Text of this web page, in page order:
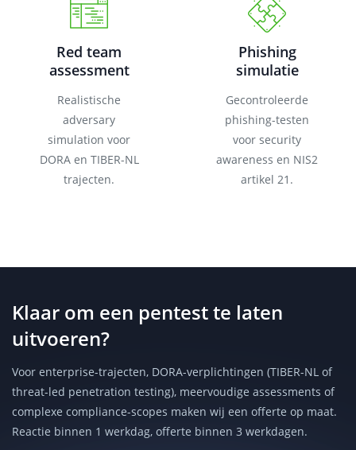
Red team
assessment
Realistische
adversary
simulation voor
DORA en TIBER-NL
trajecten.
Phishing
simulatie
Gecontroleerde
phishing-testen
voor security
awareness en NIS2
artikel 21.
Klaar om een pentest te laten
uitvoeren?
Voor enterprise-trajecten, DORA-verplichtingen (TIBER-NL of
threat-led penetration testing), meervoudige assessments of
complexe compliance-scopes maken wij een offerte op maat.
Reactie binnen 1 werkdag, offerte binnen 3 werkdagen.